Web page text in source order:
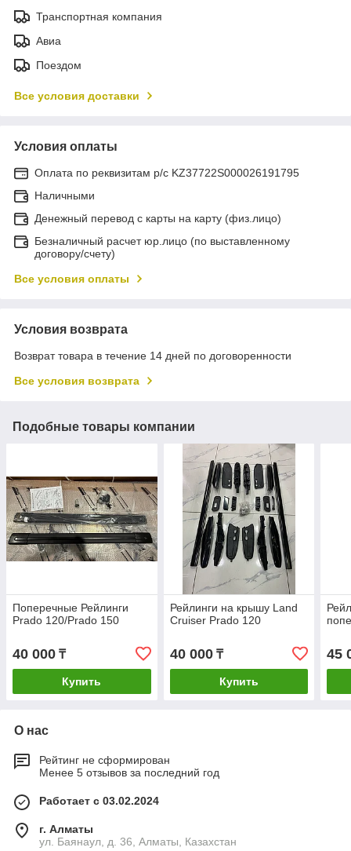
Транспортная компания
Авиа
Поездом
Все условия доставки
Условия оплаты
Оплата по реквизитам р/с KZ37722S000026191795
Наличными
Денежный перевод с карты на карту (физ.лицо)
Безналичный расчет юр.лицо (по выставленному
договору/счету)
Все условия оплаты
Условия возврата
Возврат товара в течение 14 дней по договоренности
Все условия возврата
Подобные товары компании
Поперечные Рейлинги
Prado 120/Prado 150
40 000 ₸
Купить
Рейлинги на крышу Land
Cruiser Prado 120
40 000₸
Купить
45
О нас
Рейтинг не сформирован
Менее 5 отзывов за последний год
Работает с 03.02.2024
г. Алматы
ул. Баянаул, д. 36, Алматы, Казахстан